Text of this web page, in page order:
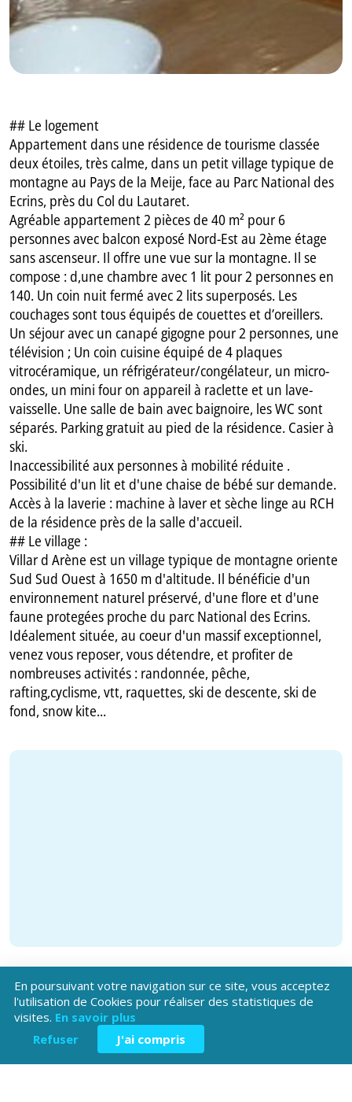
## Le logement
Appartement dans une résidence de tourisme classée
deux étoiles, très calme, dans un petit village typique de
montagne au Pays de la Meije, face au Parc National des
Ecrins, près du Col du Lautaret.
Agréable appartement 2 pièces de 40 m² pour 6
personnes avec balcon exposé Nord-Est au 2ème étage
sans ascenseur. Il offre une vue sur la montagne. Il se
compose : d,une chambre avec 1 lit pour 2 personnes en
140. Un coin nuit fermé avec 2 lits superposés. Les
couchages sont tous équipés de couettes et d’oreillers.
Un séjour avec un canapé gigogne pour 2 personnes, une
télévision ; Un coin cuisine équipé de 4 plaques
vitrocéramique, un réfrigérateur/congélateur, un micro-
ondes, un mini four on appareil à raclette et un lave-
vaisselle. Une salle de bain avec baignoire, les WC sont
séparés. Parking gratuit au pied de la résidence. Casier à
ski.
Inaccessibilité aux personnes à mobilité réduite .
Possibilité d'un lit et d'une chaise de bébé sur demande.
Accès à la laverie : machine à laver et sèche linge au RCH
de la résidence près de la salle d'accueil.
## Le village :
Villar d Arène est un village typique de montagne oriente
Sud Sud Ouest à 1650 m d'altitude. Il bénéficie d'un
environnement naturel préservé, d'une flore et d'une
faune protegées proche du parc National des Ecrins.
Idéalement située, au coeur d'un massif exceptionnel,
venez vous reposer, vous détendre, et profiter de
nombreuses activités : randonnée, pêche,
rafting,cyclisme, vtt, raquettes, ski de descente, ski de
fond, snow kite...
Téléchargez l'application
En poursuivant votre navigation sur ce site, vous acceptez
l'utilisation de Cookies pour réaliser des statistiques de
visites. En savoir plus
Refuser
J'ai compris